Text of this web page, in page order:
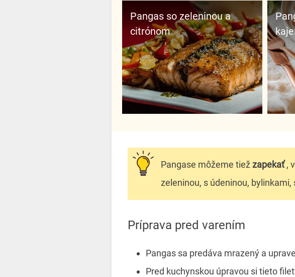
Pangas so zeleninou a
citrónom
Pangas s cesnakom a
Pangase môžeme tiež zapekať,
zeleninou, s údeninou,
Príprava pred varením
Pangas sa predáva mrazený a
Pred kuchynskou úpravou si tieto